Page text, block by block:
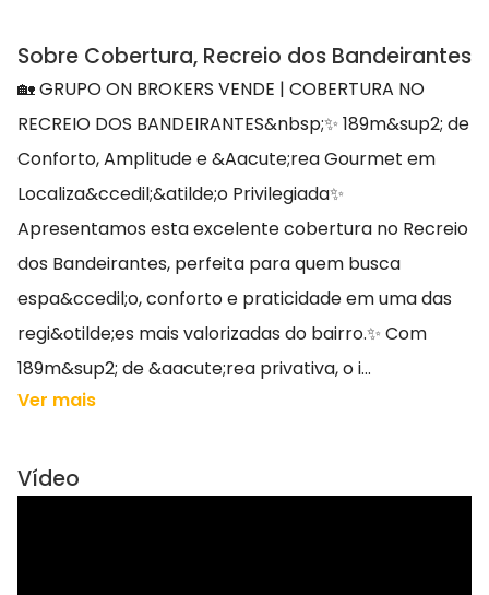
Sobre Cobertura, Recreio dos Bandeirantes
🏡 GRUPO ON BROKERS VENDE | COBERTURA NO
RECREIO DOS BANDEIRANTES&nbsp;✨ 189m&sup2; de
Conforto, Amplitude e &Aacute;rea Gourmet em
Localiza&ccedil;&atilde;o Privilegiada✨
Apresentamos esta excelente cobertura no Recreio
dos Bandeirantes, perfeita para quem busca
espa&ccedil;o, conforto e praticidade em uma das
regi&otilde;es mais valorizadas do bairro.✨ Com
189m&sup2; de &aacute;rea privativa, o i...
Ver mais
Vídeo